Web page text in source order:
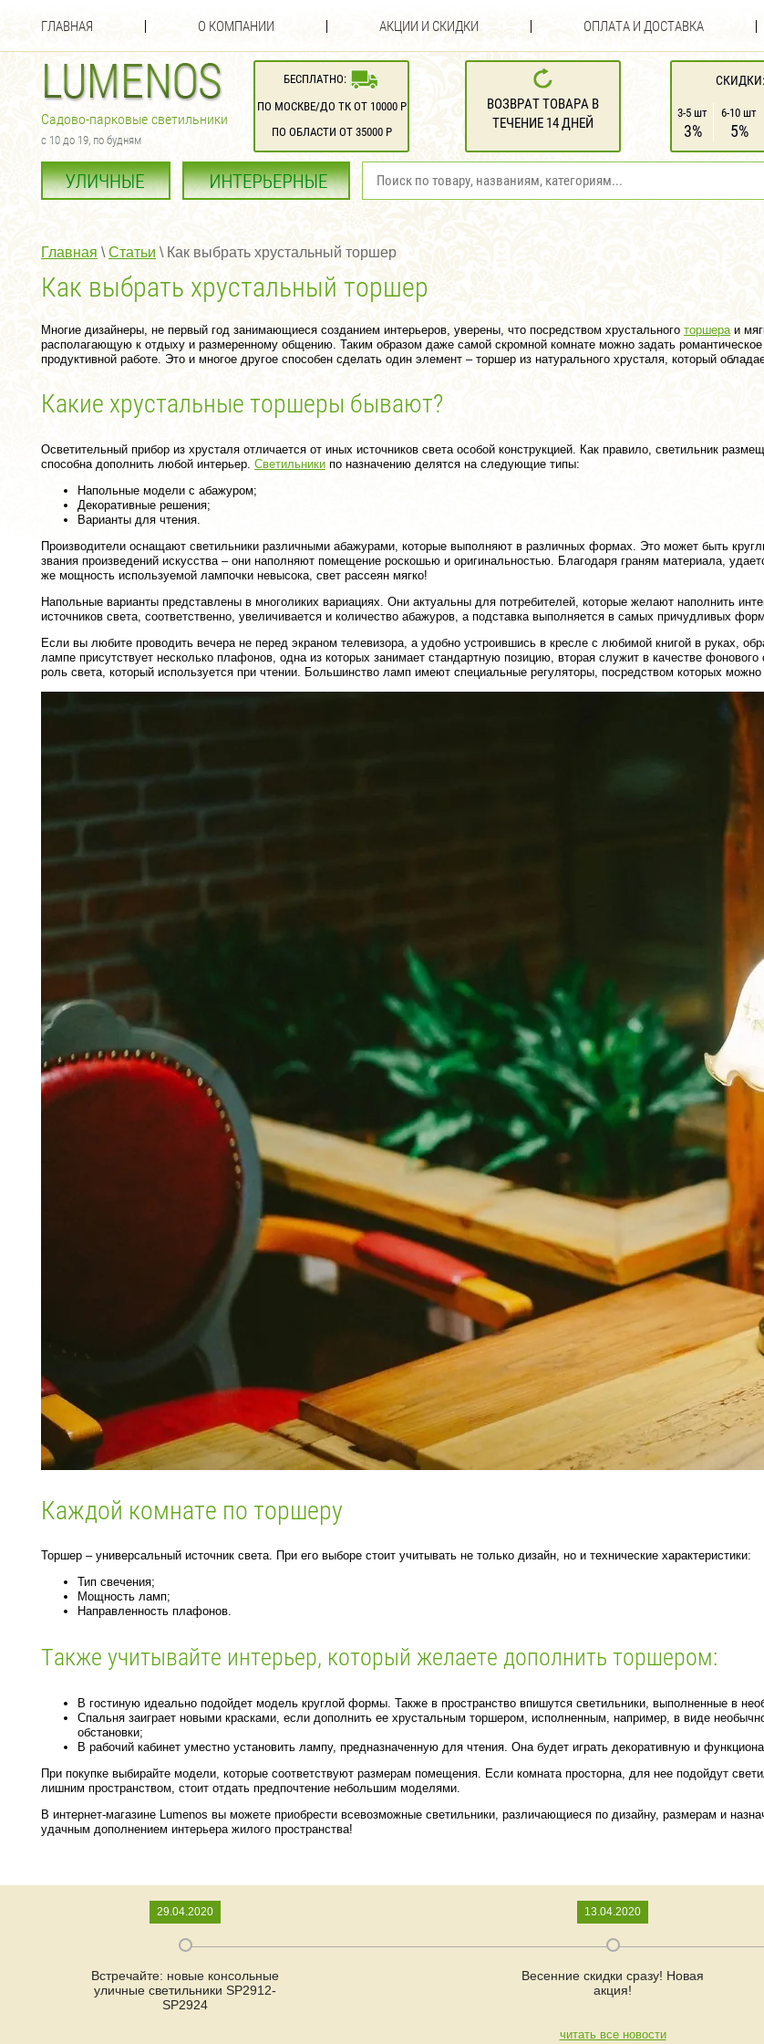
ГЛАВНАЯ О КОМПАНИИ АКЦИИ И СКИДКИ ОПЛАТА И ДОСТАВКА
Садово-парковые светильники
с 10 до 19, по будням
БЕСПЛАТНО:
ПО МОСКВЕ/ДО ТК ОТ 10000 Р
ПО ОБЛАСТИ ОТ 35000 Р
ВОЗВРАТ ТОВАРА В
ТЕЧЕНИЕ 14 ДНЕЙ
СКИДКИ:
3-5 шт
3%
6-10 шт
5%
Главная \ Статьи \ Как выбрать хрустальный торшер
Как выбрать хрустальный торшер
Многие дизайнеры, не первый год занимающиеся созданием интерьеров, уверены, что посредством хрустального торшераи
располагающую к отдыху и размеренному общению. Таким образом даже самой скромной комнате можно задать
продуктивной работе. Это и многое другое способен сделать один элемент – торшер из натурального хрусталя, который
Какие хрустальные торшеры бывают?
Осветительный прибор из хрусталя отличается от иных источников света особой конструкцией. Как правило, светильник
способна дополнить любой интерьер. Светильники по назначению делятся на следующие типы:
Напольные модели с абажуром;
Декоративные решения;
Варианты для чтения.
Производители оснащают светильники различными абажурами, которые выполняют в различных формах. Это может быть
звания произведений искусства – они наполняют помещение роскошью и оригинальностью. Благодаря граням материала,
же мощность используемой лампочки невысока, свет рассеян мягко!
Напольные варианты представлены в многоликих вариациях. Они актуальны для потребителей, которые желают наполнить
источников света, соответственно, увеличивается и количество абажуров, а подставка выполняется в самых причудливых
Если вы любите проводить вечера не перед экраном телевизора, а удобно устроившись в кресле с любимой книгой в руках,
лампе присутствует несколько плафонов, одна из которых занимает стандартную позицию, вторая служит в качестве
роль света, который используется при чтении. Большинство ламп имеют специальные регуляторы, посредством которых можно
Каждой комнате по торшеру
Торшер – универсальный источник света. При его выборе стоит учитывать не только дизайн, но и технические характеристики:
Тип свечения;
Мощность ламп;
Направленность плафонов.
Также учитывайте интерьер, который желаете дополнить торшером:
В гостиную идеально подойдет модель круглой формы. Также в пространство впишутся светильники, выполненные в
Спальня заиграет новыми красками, если дополнить ее хрустальным торшером, исполненным, например, в виде
обстановки;
В рабочий кабинет уместно установить лампу, предназначенную для чтения. Она будет играть декоративную и
При покупке выбирайте модели, которые соответствуют размерам помещения. Если комната просторна, для нее подойдут
лишним пространством, стоит отдать предпочтение небольшим моделями.
В интернет-магазине Lumenos вы можете приобрести всевозможные светильники, различающиеся по дизайну, размерам и
удачным дополнением интерьера жилого пространства!
29.04.2020
Встречайте: новые консольные
уличные светильники SP2912-
SP2924
13.04.2020
Весенние скидки сразу! Новая
акция!
читать все новости